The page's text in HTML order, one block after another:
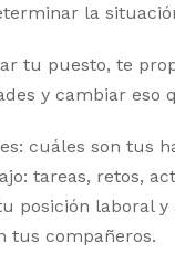
la
tu puesto, te
y cambiar eso
cuáles son tus
tareas, retos,
posición laboral y
tus compañeros.